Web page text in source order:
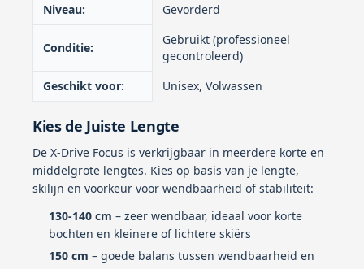
Niveau:
Gevorderd
Conditie:
Gebruikt (professioneel
gecontroleerd)
Geschikt voor:
Unisex, Volwassen
Kies de Juiste Lengte
De X-Drive Focus is verkrijgbaar in meerdere korte en
middelgrote lengtes. Kies op basis van je lengte,
skilijn en voorkeur voor wendbaarheid of stabiliteit:
130-140 cm – zeer wendbaar, ideaal voor korte
bochten en kleinere of lichtere skiërs
150 cm – goede balans tussen wendbaarheid en